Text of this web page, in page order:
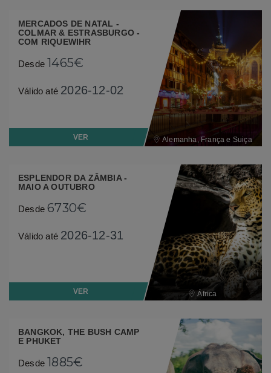
Alemanha, França e Suiça
MERCADOS DE NATAL -
COLMAR & ESTRASBURGO -
COM RIQUEWIHR
Desde 1465€
Válido até 2026-12-02
VER
África
ESPLENDOR DA ZÂMBIA -
MAIO A OUTUBRO
Desde6730€
Válido até 2026-12-31
VER
BANGKOK, THE BUSH CAMP
E PHUKET
Desde 1885€